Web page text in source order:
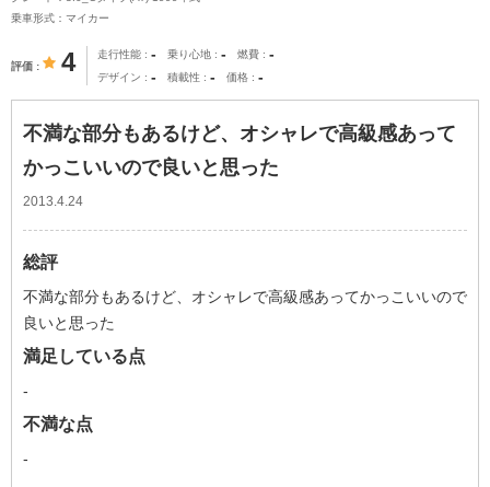
乗車形式：マイカー
評価 4 走行性能 - 乗り心地 - 燃費 -
デザイン - 積載性 - 価格 -
不満な部分もあるけど、オシャレで高級感あって
かっこいいので良いと思った
2013.4.24
総評
不満な部分もあるけど、オシャレで高級感あってかっこいいので
良いと思った
満足している点
-
不満な点
-